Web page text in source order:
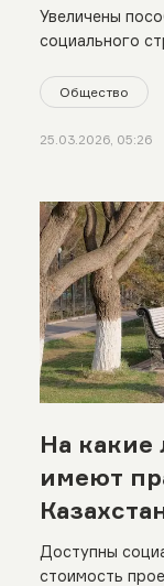
Увеличены
социального
Общество
25.03.2026, 05:26
На какие
имеют
Доступны
стоимость